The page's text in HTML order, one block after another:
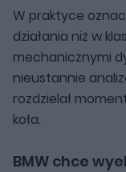
W praktyce
działania niż w
mechanicznymi
nieustannie
rozdzielał
koła.
BMW chce